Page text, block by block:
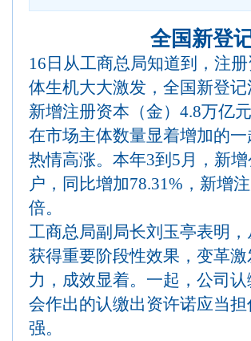
全国新登
16日从工商总局知道到，注
体生机大大激发，全国新登
新增注册资本（金）4.8万亿
在市场主体数量显着增加的
热情高涨。本年3到5月，新
户，同比增加78.31%，新增
倍。
工商总局副局长刘玉亭表明
获得重要阶段性效果，变革
力，成效显着。一起，公司
会作出的认缴出资许诺应当
强。